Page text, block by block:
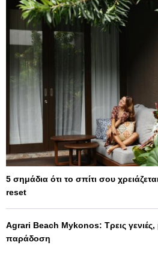
5 σημάδια ότι το σπίτι σου
reset
Agrari Beach Mykonos: Τρεις γενιές,
παράδοση